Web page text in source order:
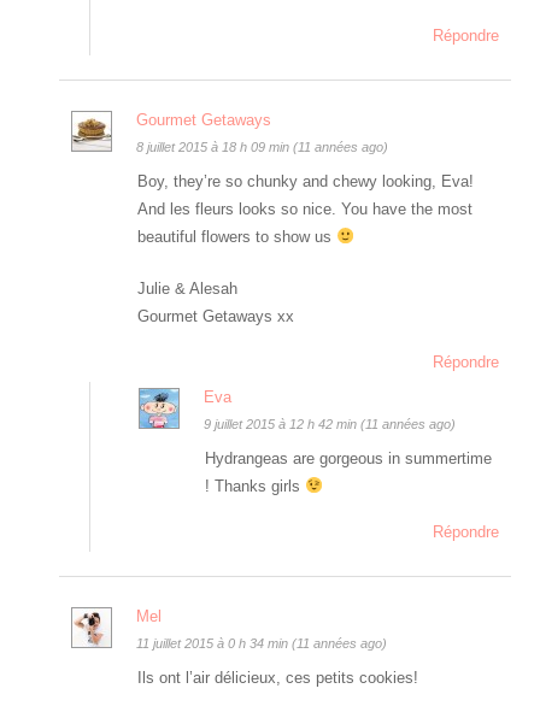
Répondre
Gourmet Getaways
8 juillet 2015 à 18 h 09 min (11 années ago)
Boy, they’re so chunky and chewy looking, Eva!
And les fleurs looks so nice. You have the most
beautiful flowers to show us
Julie & Alesah
Gourmet Getaways xx
Répondre
Eva
9 juillet 2015 à 12 h 42 min (11 années ago)
Hydrangeas are gorgeous in summertime
! Thanks girls
Répondre
Mel
11 juillet 2015 à 0 h 34 min (11 années ago)
Ils ont l’air délicieux, ces petits cookies!